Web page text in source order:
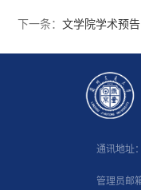
下一条：文学院学术预告
通讯地址
管理员邮